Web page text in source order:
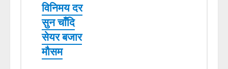
विनिमय दर
सुन चाँदि
सेयर बजार
मौसम